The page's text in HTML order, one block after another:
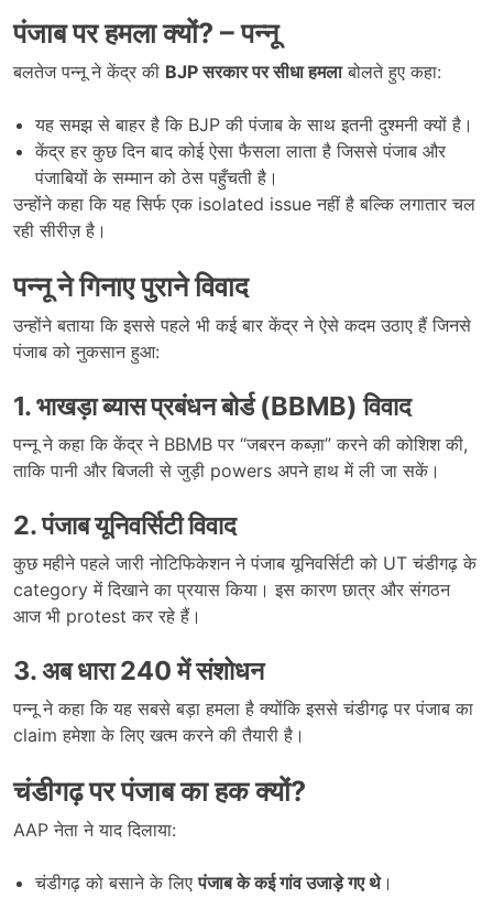
पंजाब पर हमला क्यों? –पन्नू
बलतेज पन्नू ने केंद्र की BJPसरकार पर सीधा हमलाबोलते हुए कहा:
यह समझ से बाहर है कि BJP की पंजाब के साथ इतनी दुश्मनी क्यों है।
केंद्र हर कुछ दिन बाद कोई ऐसा फैसला लाता है जिससे पंजाब और
पंजाबियों के सम्मान को ठेस पहुँचती है।
उन्होंने कहा कि यह सिर्फ एक isolated issue नहीं है बल्कि लगातार चल
रही सीरीज़ है।
पन्नू ने गिनाए पुराने विवाद
उन्होंने बताया कि इससे पहले भी कई बार केंद्र ने ऐसे कदम उठाए हैं जिनसे
पंजाब को नुकसान हुआ:
1.भाखड़ा ब्यास प्रबंधन बोर्ड (BBMB)विवाद
पन्नू ने कहा कि केंद्र ने BBMB पर “जबरन कब्ज़ा” करने की कोशिश की,
ताकि पानी और बिजली से जुड़ी powers अपने हाथ में ली जा सकें।
2.पंजाब यूनिवर्सिटी विवाद
कुछ महीने पहले जारी नोटिफिकेशन ने पंजाब यूनिवर्सिटी को UT चंडीगढ़ के
category में दिखाने का प्रयास किया। इस कारण छात्र और संगठन
आज भी protest कर रहे हैं।
3.अब धारा240में संशोधन
पन्नू ने कहा कि यह सबसे बड़ा हमला है क्योंकि इससे चंडीगढ़ पर पंजाब का
claim हमेशा के लिए खत्म करने की तैयारी है।
चंडीगढ़ पर पंजाब का हक क्यों?
AAP नेता ने याद दिलाया:
चंडीगढ़ को बसाने के लिएपंजाब के कई गांव उजाड़े गए थे।